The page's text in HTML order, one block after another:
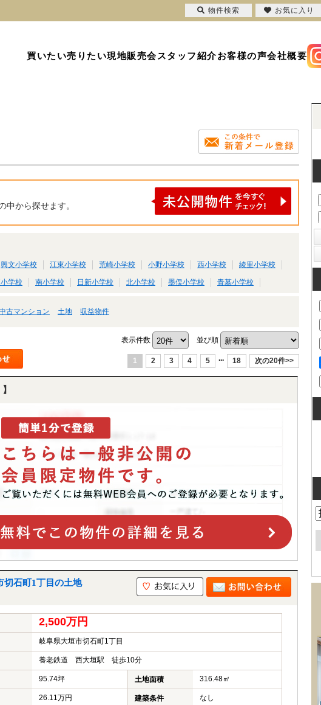
買いたい売りたい現地販売会スタッフ紹介お客様の声会社概要
中から探せます。
興文小学校 江東小学校 荒崎小学校 小野小学校 西小学校 綾里小学校
学校 南小学校 日新小学校 北小学校 墨俣小学校 青墓小学校
古マンション 土地 収益物件
表示件数 並び順
1 2 3 4 5 ... 18 次の20件>>
石町1丁目の土地
2,500万円
岐阜県大垣市切石町1丁目
養老鉄道 西大垣駅 徒歩10分
95.74坪 土地面積 316.48㎡
26.11万円 建築条件 なし
物件検索 お気に入り